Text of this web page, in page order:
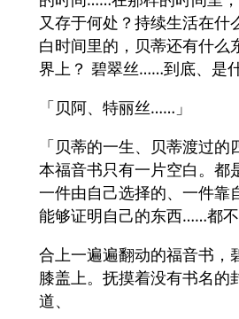
又存于何处？持续生活在什
白时间里的，贝蒂还有什么
界上？ 碧翠丝……到底、是
「贝阿、特丽丝……」
「贝蒂的一生、贝蒂渡过
本福音书只有一片空白。都
一件由自己选择的、一件靠
能够证明自己的东西……都不
合上一遍遍翻动的福音书，
膝盖上。抚摸着没有书名的
道、